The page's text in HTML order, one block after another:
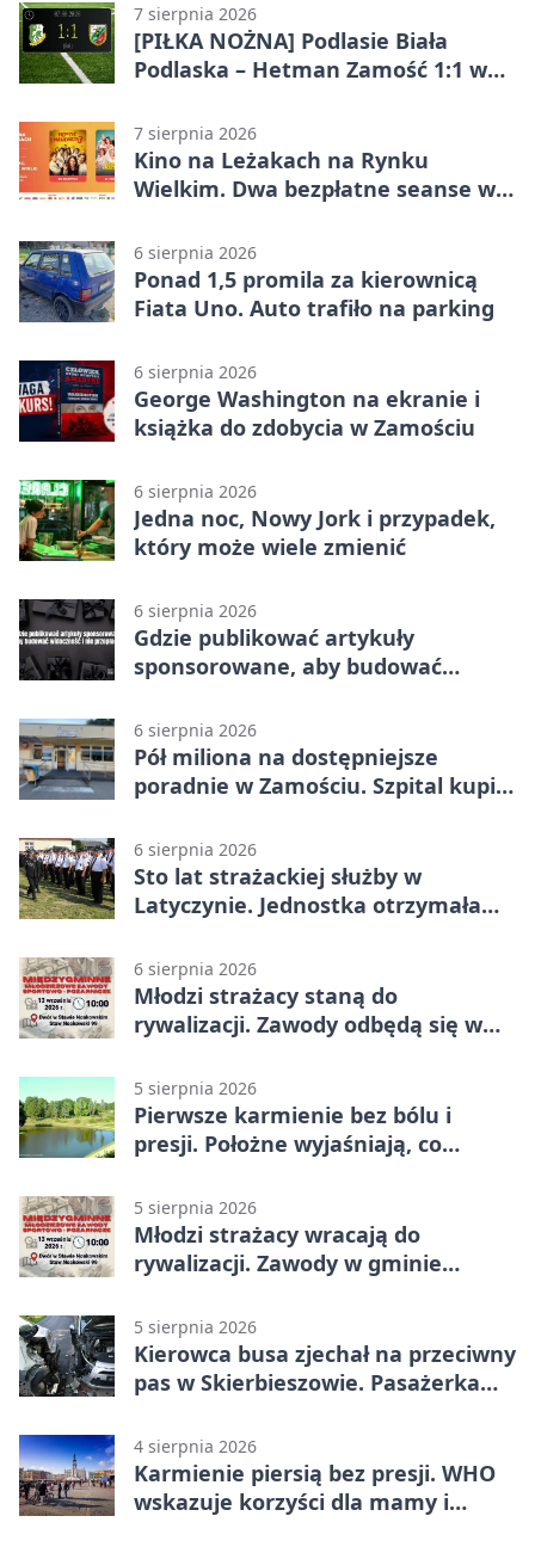
7 sierpnia 2026
[PIŁKA NOŻNA] Podlasie Biała
Podlaska – Hetman Zamość 1:1 w
podział punktów po bezbramkowej
pierwszej połowie
7 sierpnia 2026
Kino na Leżakach na Rynku
Wielkim. Dwa bezpłatne seanse w
6 sierpnia 2026
Ponad 1,5 promila za kierownicą
Fiata Uno. Auto trafiło na parking
6 sierpnia 2026
George Washington na ekranie i
książka do zdobycia w Zamościu
6 sierpnia 2026
Jedna noc, Nowy Jork i przypadek,
który może wiele zmienić
6 sierpnia 2026
Gdzie publikować artykuły
sponsorowane, aby budować
6 sierpnia 2026
Pół miliona na dostępniejsze
poradnie w Zamościu. Szpital kupi
6 sierpnia 2026
Sto lat strażackiej służby w
Latyczynie. Jednostka otrzymała
6 sierpnia 2026
Młodzi strażacy staną do
rywalizacji. Zawody odbędą się w
5 sierpnia 2026
Pierwsze karmienie bez bólu i
presji. Położne wyjaśniają, co
5 sierpnia 2026
Młodzi strażacy wracają do
rywalizacji. Zawody w gminie
5 sierpnia 2026
Kierowca busa zjechał na przeciwny
pas w Skierbieszowie. Pasażerka
4 sierpnia 2026
Karmienie piersią bez presji. WHO
wskazuje korzyści dla mamy i